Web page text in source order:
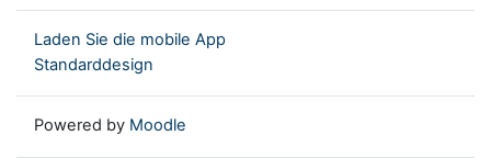
Laden Sie die mobile App
Standarddesign
Powered by Moodle